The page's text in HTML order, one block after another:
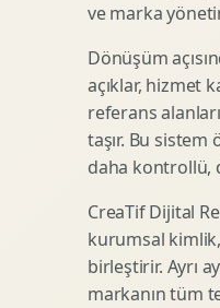
Shopify Tasarim
Woocommerce Tasarim
Eticaret UX Optimizasyonu
Urun Sayfasi Tasarimi
Sepet Odeme UX
Pazaryeri Marka Magazasi
Eticaret SEO Altyapisi
ve marka
Dönüşüm
açıklar, hizmet
referans
taşır. Bu
daha kontrollü,
CreaTif Dijital
kurumsal
birleştirir. Ayrı
markanın tüm